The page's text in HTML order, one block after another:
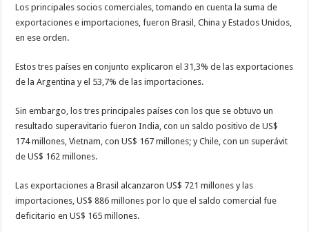
Los principales socios comerciales, tomando en cuenta la suma de
exportaciones e importaciones, fueron Brasil, China y Estados Unidos,
en ese orden.
Estos tres países en conjunto explicaron el 31,3% de las exportaciones
de la Argentina y el 53,7% de las importaciones.
Sin embargo, los tres principales países con los que se obtuvo un
resultado superavitario fueron India, con un saldo positivo de US$
174 millones, Vietnam, con US$ 167 millones; y Chile, con un superávit
de US$ 162 millones.
Las exportaciones a Brasil alcanzaron US$ 721 millones y las
importaciones, US$ 886 millones por lo que el saldo comercial fue
deficitario en US$ 165 millones.